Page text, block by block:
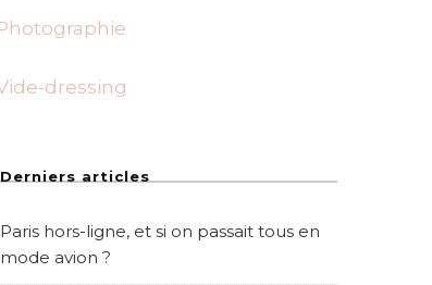
Derniers articles
Paris hors-ligne, et si on passait tous en
mode avion ?